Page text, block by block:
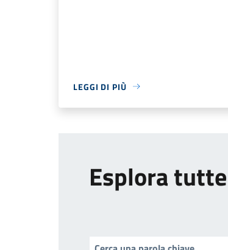
LEGGI DI PIÙ
Esplora